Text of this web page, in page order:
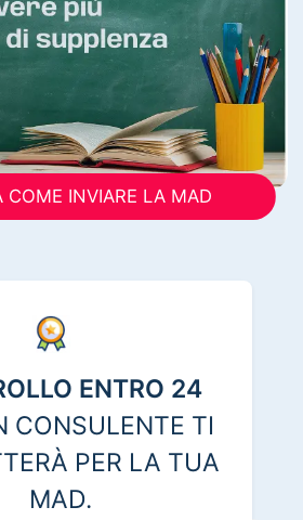
COME INVIARE LA MAD
ENTRO 24
CONSULENTE TI
PER LA TUA
MAD.